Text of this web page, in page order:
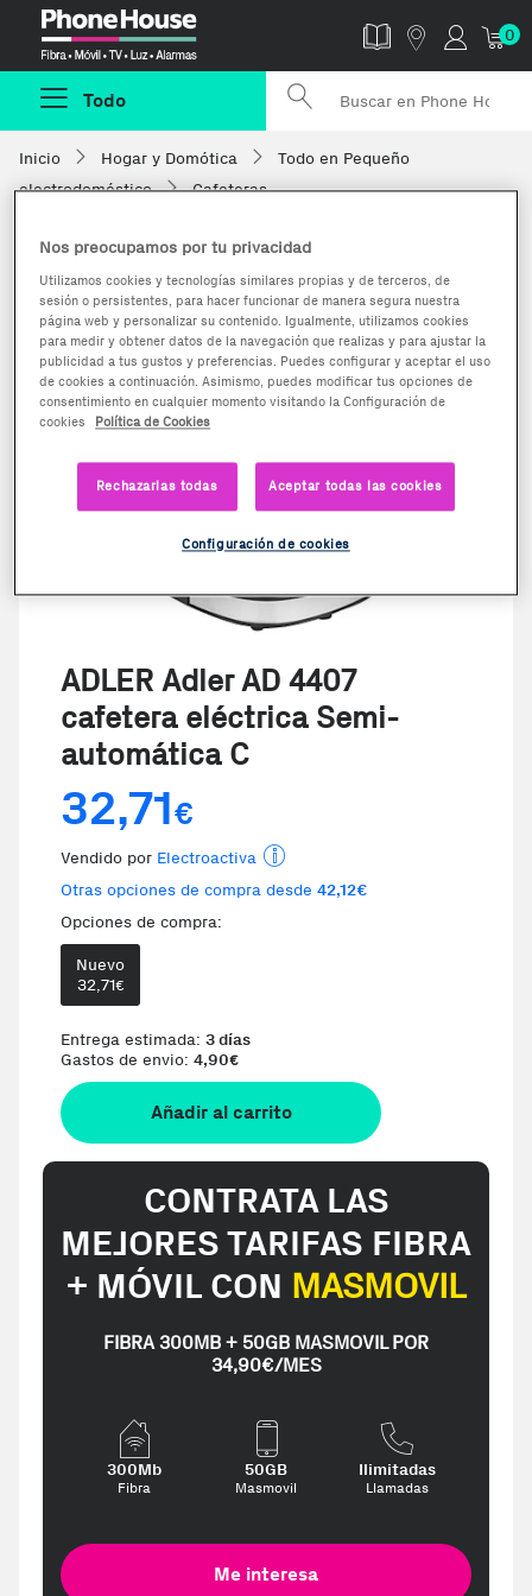
0
Todo
Inicio Hogar y Domótica
Todo en Pequeño
electrodoméstico
Cafeteras
ADLER Adler AD 4407
cafetera eléctrica Semi-
automática C
32,71€
Vendido por Electroactiva
Otras opciones de compra desde 42,12€
Opciones de compra:
Nuevo
32,71€
Entrega estimada: 3 días
Gastos de envio: 4,90€
Añadir al carrito
CONTRATA LAS
MEJORES TARIFAS FIBRA
+ MÓVIL CON MASMOVIL
FIBRA 300MB + 50GB MASMOVIL POR
34,90€/MES
300Mb
Fibra
50GB
Masmovil
Ilimitadas
Llamadas
Me interesa
Nos preocupamos por tu privacidad
Utilizamos cookies y tecnologías similares propias y de terceros, de
sesión o persistentes, para hacer funcionar de manera segura nuestra
página web y personalizar su contenido. Igualmente, utilizamos cookies
para medir y obtener datos de la navegación que realizas y para ajustar la
publicidad a tus gustos y preferencias. Puedes configurar y aceptar el uso
de cookies a continuación. Asimismo, puedes modificar tus opciones de
consentimiento en cualquier momento visitando la Configuración de
cookies
Política de Cookies
Rechazarlas todas Aceptar todas las cookies
Configuración de cookies